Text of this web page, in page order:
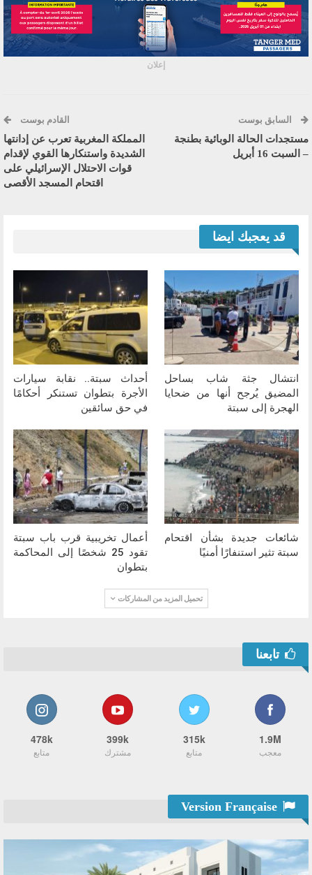
إعلان
السابق بوست
مستجدات الحالة الوبائية بطنجة
– السبت 16 أبريل
القادم بوست
المملكة المغربية تعرب عن إدانتها
الشديدة واستنكارها القوي لإقدام
قوات الاحتلال الإسرائيلي على
اقتحام المسجد الأقصى
قد يعجبك ايضا
انتشال جثة شاب بساحل
المضيق يُرجح أنها من ضحايا
الهجرة إلى سبتة
أحداث سبتة.. نقابة سيارات
الأجرة بتطوان تستنكر أحكامًا
في حق سائقين
شائعات جديدة بشأن اقتحام
سبتة تثير استنفارًا أمنيًا
أعمال تخريبية قرب باب سبتة
تقود 25 شخصًا إلى المحاكمة
بتطوان
تحميل المزيد من المشاركات
تابعنا
1.9M
معجب
315k
متابع
399k
مشترك
478k
متابع